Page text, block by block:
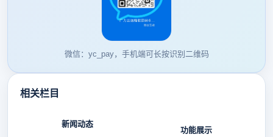
微信：yc_pay，手机端可长按识别二维码
相关栏目
新闻动态
功能展示